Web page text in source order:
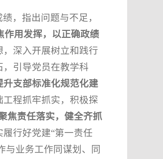
，指出问题与不足，
作用发挥，以正确政绩
深入开展树立和践行
引导党员在教学科
支部标准化规范化建
程抓牢抓实，积极探
焦责任落实，健全齐抓
行好党建“第一责任
与业务工作同谋划、同